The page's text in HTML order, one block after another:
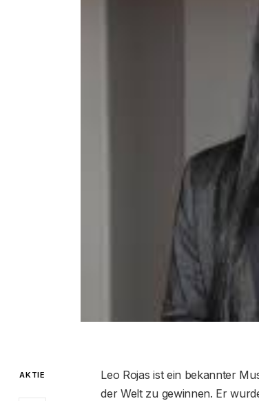
AKTIE
Leo Rojas ist ein bekannter
der Welt zu gewinnen. Er